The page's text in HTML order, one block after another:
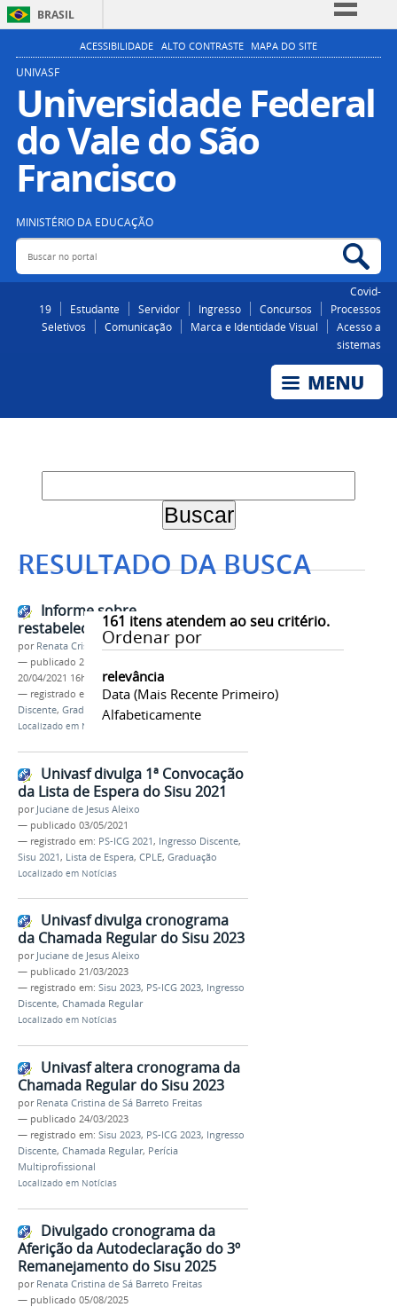
BRASIL
Simplifique!
Participe
Acesso à informação
Legislação
ACESSIBILIDADE ALTO CONTRASTE MAPA DO SITE
UNIVASF
Universidade Federal
do Vale do São
Francisco
MINISTÉRIO DA EDUCAÇÃO
Buscar no portal
Covid-
19
Estudante Servidor Ingresso Concursos
Processos
Seletivos
Comunicação Marca e Identidade Visual
Acesso a
sistemas
RESULTADO DA BUSCA
161 itens atendem ao seu critério.
Ordenar por
relevância
Data (mais Recente Primeiro)
Alfabeticamente
Informe sobre
restabelecimento do Sistema Sase
por Renata Cristina de Sá Barreto Freitas
— publicado 20/04/2021
20/04/2021 16h24
— registrado em:
PS-ICG 2021,Sase,Ingresso
Discente, Graduação
Localizado em Notícias
Univasf divulga 1ª Convocação
da Lista de Espera do Sisu 2021
por Juciane de Jesus Aleixo
— publicado 03/05/2021
— registrado em: PS-ICG 2021, Ingresso Discente,
Sisu 2021, Lista de Espera, CPLE, Graduação
Localizado em Notícias
Univasf divulga cronograma
da Chamada Regular do Sisu 2023
por Juciane de Jesus Aleixo
— publicado 21/03/2023
— registrado em: Sisu 2023, PS-ICG 2023, Ingresso
Discente, Chamada Regular
Localizado em Notícias
Univasf altera cronograma da
Chamada Regular do Sisu 2023
por Renata Cristina de Sá Barreto Freitas
— publicado 24/03/2023
— registrado em: Sisu 2023, PS-ICG 2023, Ingresso
Discente, Chamada Regular, Perícia
Multiprofissional
Localizado em Notícias
Divulgado cronograma da
Aferição da Autodeclaração do 3º
Remanejamento do Sisu 2025
por Renata Cristina de Sá Barreto Freitas
— publicado 05/08/2025